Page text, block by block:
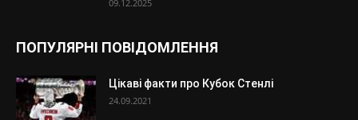
09.12.2025
ПОПУЛЯРНІ ПОВІДОМЛЕННЯ
Цікаві факти про Кубок Стенлі
24.09.2021